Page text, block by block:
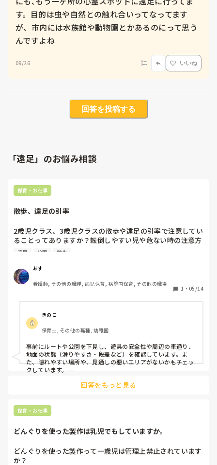
す。目的は虫や自然との触れ合いってなってます
が、市内には水族館や動物園とかあるのにって思う
んですよね
09/26 いいね
回答を投稿する
「遠足」のお悩み相談
保育・お仕事
散歩、遠足の引率
2歳児クラス、3歳児クラスの散歩や遠足の引率で注意してい
ることってありますか？転倒しやすい児や危ない時の注意方
法で、分かりやすく、子どもたちに聞いて貰うには、子ども
園の場所、遊具の把握、移動距離の車の多い場所など。
遠足 公園 散歩
あす
看護師, その他の職種, 病児保育, 病院内保育, その他の職場
1 ・ 05/14
きのこ
保育士, その他の職種, 幼稚園
事前にルートや公園を下見し、遊具の安全性や周辺の車通り、
地面の状態（滑りやすさ・段差など）を確認しています。ま
た、隠れやすい場所や、見通しの悪いエリアがないかもチェッ
クしています。
転倒しやすい子や落ち着きのない子には、大人の近くに配置す
子どもたちの安全を守るには、発達段階の理解に加えて、事前
も重要だと感じています！
回答をもっと見る
保育・お仕事
どんぐりを使った製作は乳児でもしていますか。
どんぐりを使った製作って一歳児は管理上禁止されています
か？